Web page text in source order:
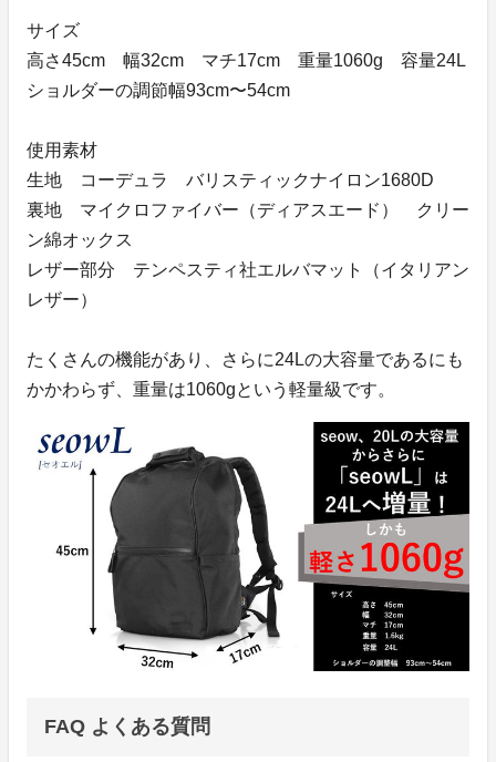
サイズ
高さ45cm 幅32cm マチ17cm 重量1060g 容量24L
ショルダーの調節幅93cm〜54cm
使用素材
生地 コーデュラ バリスティックナイロン1680D
裏地 マイクロファイバー（ディアスエード） クリー
ン綿オックス
レザー部分 テンペスティ社エルバマット（イタリアン
レザー）
たくさんの機能があり、さらに24Lの大容量であるにも
かかわらず、重量は1060gという軽量級です。
FAQ よくある質問